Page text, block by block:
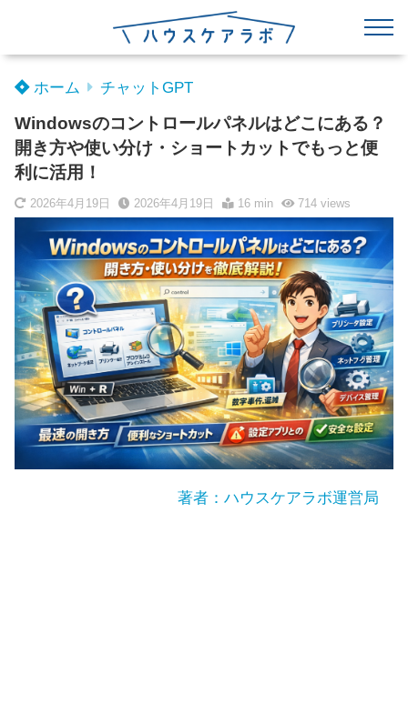
ホーム チャットGPT
Windowsのコントロールパネルはどこにある？
開き方や使い分け・ショートカットでもっと便
利に活用！
2026年4月19日 2026年4月19日 16 min 714views
著者：ハウスケアラボ運営局